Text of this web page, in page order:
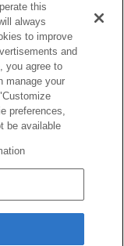
العرض
تغيير إعدادات
الوظائف
استخدام
استخدام
إذا كان لديك
this
always
to improve
and
you agree to
manage your
preferences,
be available.